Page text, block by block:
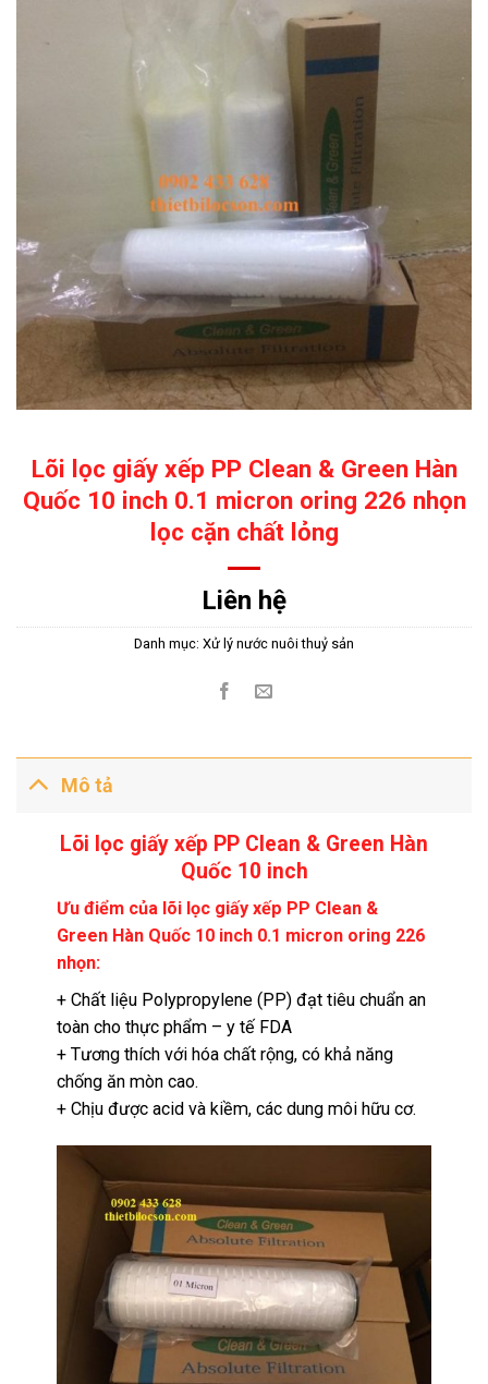
Lõi lọc giấy xếp PP Clean & Green Hàn
Quốc 10 inch 0.1 micron oring 226 nhọn
lọc cặn chất lỏng
Liên hệ
Danh mục: Xử lý nước nuôi thuỷ sản
Mô tả
Lõi lọc giấy xếp PP Clean & Green Hàn
Quốc 10 inch
Ưu điểm của lõi lọc giấy xếp PP Clean &
Green Hàn Quốc 10 inch 0.1 micron oring 226
nhọn:
+ Chất liệu Polypropylene (PP) đạt tiêu chuẩn an
toàn cho thực phẩm – y tế FDA
+ Tương thích với hóa chất rộng, có khả năng
chống ăn mòn cao.
+ Chịu được acid và kiềm, các dung môi hữu cơ.